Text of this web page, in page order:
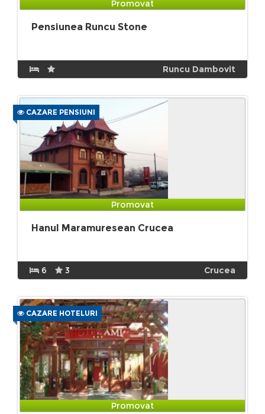
Promovat
Pensiunea Runcu Stone
Runcu Dambovit
CAZARE PENSIUNI
Promovat
Hanul Maramuresean Crucea
6 3 Crucea
CAZARE HOTELURI
Promovat